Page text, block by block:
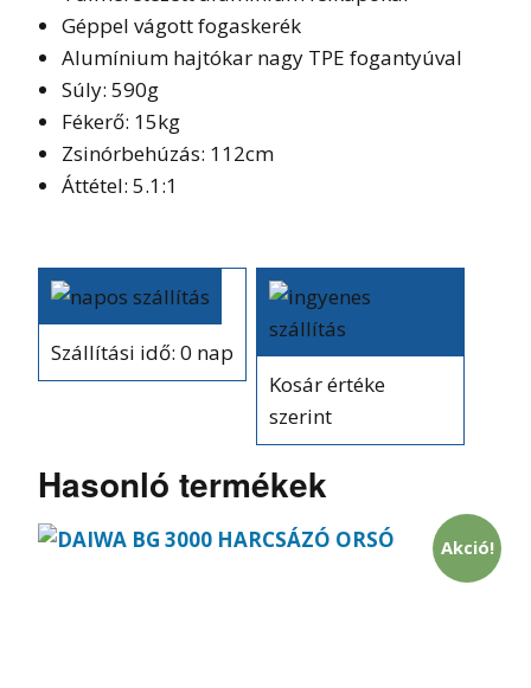
Géppel vágott fogaskerék
Alumínium hajtókar nagy TPE fogantyúval
Súly: 590g
Fékerő: 15kg
Zsinórbehúzás: 112cm
Áttétel: 5.1:1
Szállítási idő: 0 nap
Kosár értéke
szerint
Hasonló termékek
Akció!